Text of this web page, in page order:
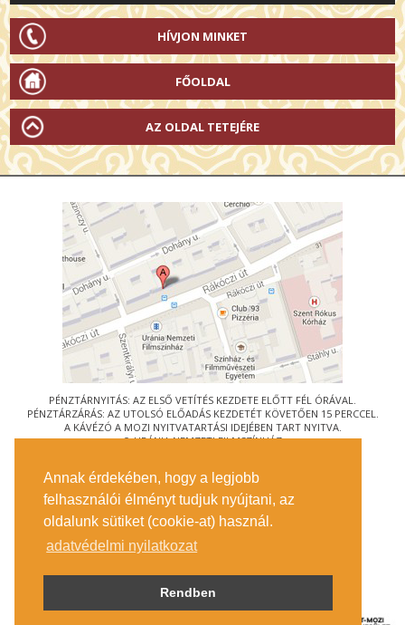
Annak érdekében, hogy a legjobb
felhasználói élményt tudjuk nyújtani, az
oldalunk sütiket (cookie-at) használ.
adatvédelmi nyilatkozat
Rendben
HÍVJON MINKET
FŐOLDAL
AZ OLDAL TETEJÉRE
PÉNZTÁRNYITÁS: AZ ELSŐ VETÍTÉS KEZDETE ELŐTT FÉL ÓRÁVAL.
PÉNZTÁRZÁRÁS: AZ UTOLSÓ ELŐADÁS KEZDETÉT KÖVETŐEN 15 PERCCEL.
A KÁVÉZÓ A MOZI NYITVATARTÁSI IDEJÉBEN TART NYITVA.
© URÁNIA NEMZETI FILMSZÍNHÁZ
1088 BUDAPEST, RÁKÓCZI ÚT 21.
MEGKÖZELÍTÉS
JEGYINFORMÁCIÓ
ÍRJON NEKÜNK!
KÖZÉRDEKŰ ADATOK